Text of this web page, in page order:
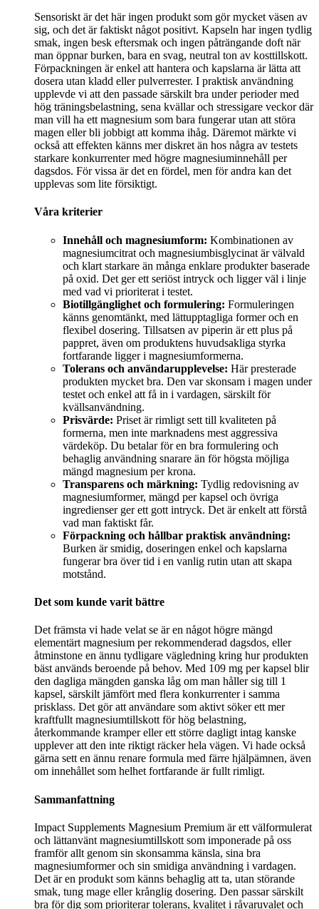
Sensoriskt är det här ingen produkt som gör mycket väsen av
sig, och det är faktiskt något positivt. Kapseln har ingen tydlig
smak, ingen besk eftersmak och ingen påträngande doft när
man öppnar burken, bara en svag, neutral ton av kosttillskott.
Förpackningen är enkel att hantera och kapslarna är lätta att
dosera utan kladd eller pulverrester. I praktisk användning
upplevde vi att den passade särskilt bra under perioder med
hög träningsbelastning, sena kvällar och stressigare veckor där
man vill ha ett magnesium som bara fungerar utan att störa
magen eller bli jobbigt att komma ihåg. Däremot märkte vi
också att effekten känns mer diskret än hos några av testets
starkare konkurrenter med högre magnesiuminnehåll per
dagsdos. För vissa är det en fördel, men för andra kan det
upplevas som lite försiktigt.
Våra kriterier
Innehåll och magnesiumform: Kombinationen av
magnesiumcitrat och magnesiumbisglycinat är välvald
och klart starkare än många enklare produkter baserade
på oxid. Det ger ett seriöst intryck och ligger väl i linje
med vad vi prioriterat i testet.
Biotillgänglighet och formulering: Formuleringen
känns genomtänkt, med lättupptagliga former och en
flexibel dosering. Tillsatsen av piperin är ett plus på
pappret, även om produktens huvudsakliga styrka
fortfarande ligger i magnesiumformerna.
Tolerans och användarupplevelse: Här presterade
produkten mycket bra. Den var skonsam i magen under
testet och enkel att få in i vardagen, särskilt för
kvällsanvändning.
Prisvärde: Priset är rimligt sett till kvaliteten på
formerna, men inte marknadens mest aggressiva
värdeköp. Du betalar för en bra formulering och
behaglig användning snarare än för högsta möjliga
mängd magnesium per krona.
Transparens och märkning: Tydlig redovisning av
magnesiumformer, mängd per kapsel och övriga
ingredienser ger ett gott intryck. Det är enkelt att förstå
vad man faktiskt får.
Förpackning och hållbar praktisk användning:
Burken är smidig, doseringen enkel och kapslarna
fungerar bra över tid i en vanlig rutin utan att skapa
motstånd.
Det som kunde varit bättre
Det främsta vi hade velat se är en något högre mängd
elementärt magnesium per rekommenderad dagsdos, eller
åtminstone en ännu tydligare vägledning kring hur produkten
bäst används beroende på behov. Med 109 mg per kapsel blir
den dagliga mängden ganska låg om man håller sig till 1
kapsel, särskilt jämfört med flera konkurrenter i samma
prisklass. Det gör att användare som aktivt söker ett mer
kraftfullt magnesiumtillskott för hög belastning,
återkommande kramper eller ett större dagligt intag kanske
upplever att den inte riktigt räcker hela vägen. Vi hade också
gärna sett en ännu renare formula med färre hjälpämnen, även
om innehållet som helhet fortfarande är fullt rimligt.
Sammanfattning
Impact Supplements Magnesium Premium är ett välformulerat
och lättanvänt magnesiumtillskott som imponerade på oss
framför allt genom sin skonsamma känsla, sina bra
magnesiumformer och sin smidiga användning i vardagen.
Det är en produkt som känns behaglig att ta, utan störande
smak, tung mage eller krånglig dosering. Den passar särskilt
bra för dig som prioriterar tolerans, kvalitet i råvaruvalet och